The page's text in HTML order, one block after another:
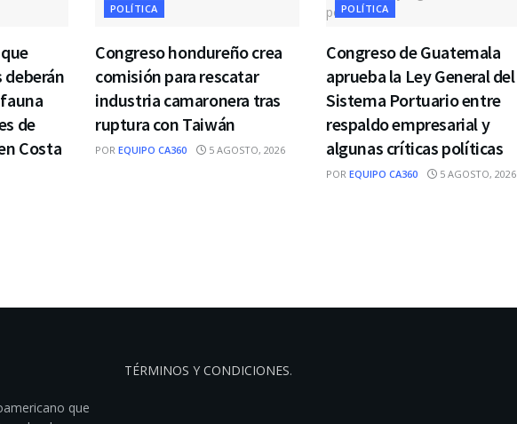
deberán
de
Costa
POLÍTICA
Congreso hondureño crea
comisión para rescatar
industria camaronera tras
ruptura con Taiwán
POR EQUIPO CA360 5 AGOSTO, 2026
POLÍTICA
Congreso de Guatemala
aprueba la Ley General del
Sistema Portuario entre
respaldo empresarial y
algunas críticas políticas
POR EQUIPO CA360 5 AGOSTO, 2026
que
TÉRMINOS Y CONDICIONES.